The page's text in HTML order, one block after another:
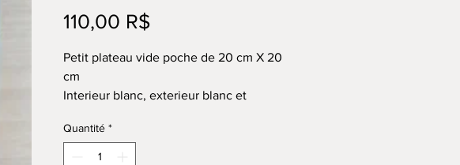
110,00 R$Prix
Petit plateau vide poche de 20 cm X 20
cm
Interieur blanc, exterieur blanc et
Quantité *